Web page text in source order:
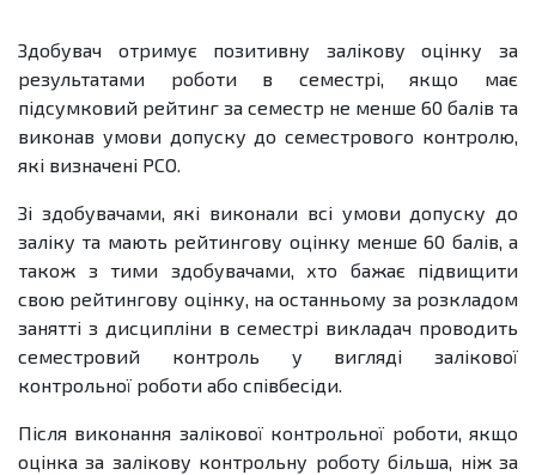
Здобувач отримує позитивну залікову оцінку за
результатами роботи в семестрі, якщо має
підсумковий рейтинг за семестр не менше 60 балів та
виконав умови допуску до семестрового контролю,
які визначені РСО.
Зі здобувачами, які виконали всі умови допуску до
заліку та мають рейтингову оцінку менше 60 балів, а
також з тими здобувачами, хто бажає підвищити
свою рейтингову оцінку, на останньому за розкладом
занятті з дисципліни в семестрі викладач проводить
семестровий контроль у вигляді залікової
контрольної роботи або співбесіди.
Після виконання залікової контрольної роботи, якщо
оцінка за залікову контрольну роботу більша, ніж за